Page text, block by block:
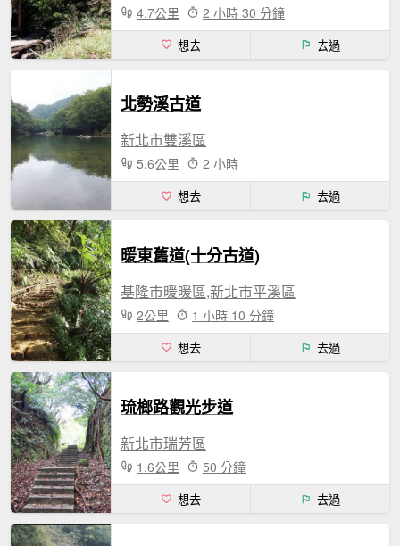
4.7公里 2 小時 30 分鐘
想去 去過
北勢溪古道
新北市雙溪區
5.6公里 2 小時
想去 去過
暖東舊道(十分古道)
基隆市暖暖區,新北市平溪區
2公里 1 小時 10 分鐘
想去 去過
琉榔路觀光步道
新北市瑞芳區
1.6公里 50 分鐘
想去 去過